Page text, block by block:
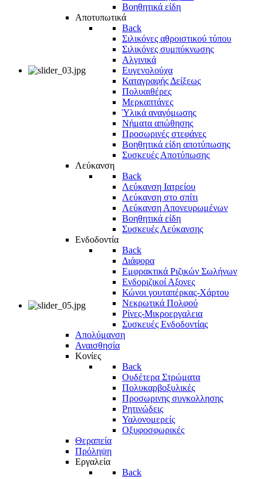
Βοηθητικά είδη
Αποτυπωτικά
Back
Σιλικόνες αθροιστικού τύπου
Σιλικόνες συμπύκνωσης
Αλγινικά
Ευγενολούχα
Καταγραφής Δείξεως
Πολυαιθέρες
Μερκαπτάνες
Ύλικά αναγόμωσης
Νήματα απώθησης
Προσωρινές στεφάνες
Βοηθητικά είδη αποτύπωσης
Συσκευές Αποτύπωσης
Λεύκανση
Back
Λεύκανση Ιατρείου
Λεύκανση στο σπίτι
Λεύκανση Απονευρωμένων
Βοηθητικά είδη
Συσκευές Λεύκανσης
Ενδοδοντία
Back
Διάφορα
Εμφρακτικά Ριζικών Σωλήνων
Ενδοριζικοί Αξονες
Κώνοι γουταπέρκας-Χάρτου
Νεκρωτικά Πολφού
Ρίνες-Μικροεργαλεια
Συσκευές Ενδοδοντίας
Απολύμανση
Αναισθησία
Κονίες
Back
Ουδέτερα Στρώματα
Πολυκαρβοξυλικές
Προσωρινης συγκολλησης
Ρητινώδεις
Υαλονομερείς
Οξυφοσφωρικές
Θεραπεία
Πρόληψη
Εργαλεία
Back